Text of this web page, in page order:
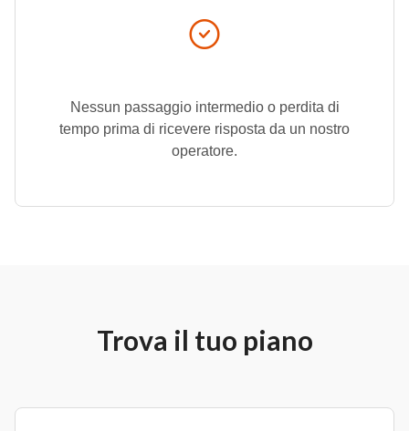
Nessun passaggio intermedio o perdita di
tempo prima di ricevere risposta da un nostro
operatore.
Trova il tuo piano